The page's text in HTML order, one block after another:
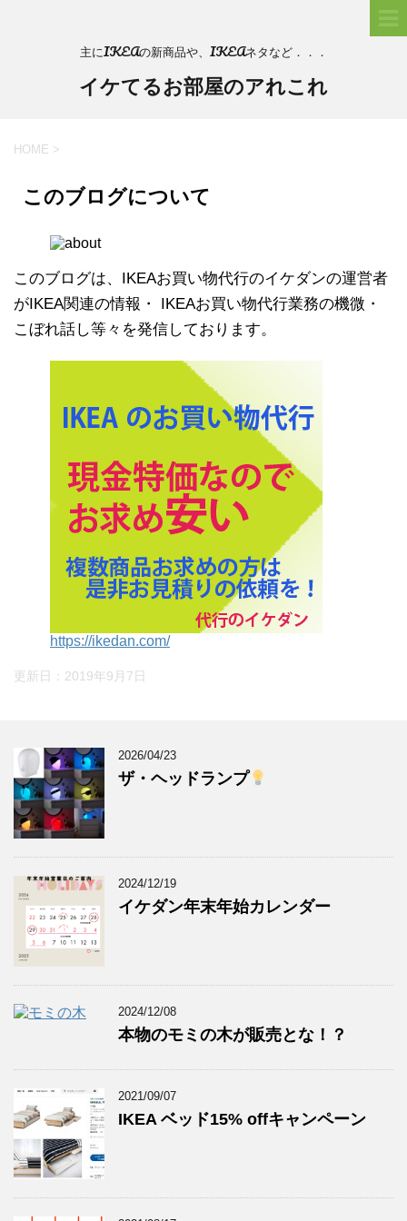
主にIKEAの新商品や、IKEAネタなど．．．
イケてるお部屋のアれこれ
HOME >
このブログについて
このブログは、IKEAお買い物代行のイケダンの運営者
がIKEA関連の情報・ IKEAお買い物代行業務の機微・
こぼれ話し等々を発信しております。
https://ikedan.com/
更新日： 2019年9月7日
2026/04/23
ザ・ヘッドランプ
2024/12/19
イケダン年末年始カレンダー
2024/12/08
本物のモミの木が販売とな！？
2021/09/07
IKEA ベッド15% offキャンペーン